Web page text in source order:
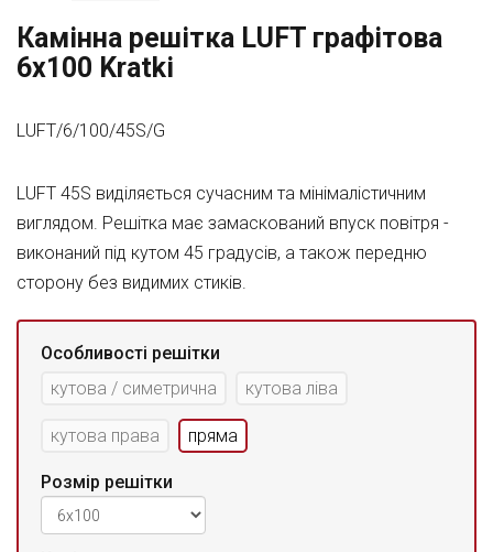
Камінна решітка LUFT графітова
6x100 Kratki
LUFT/6/100/45S/G
LUFT 45S виділяється сучасним та мінімалістичним
виглядом. Решітка має замаскований впуск повітря -
виконаний під кутом 45 градусів, а також передню
сторону без видимих стиків.
Особливості решітки
кутова / симетрична
кутова ліва
кутова права пряма
Розмір решітки